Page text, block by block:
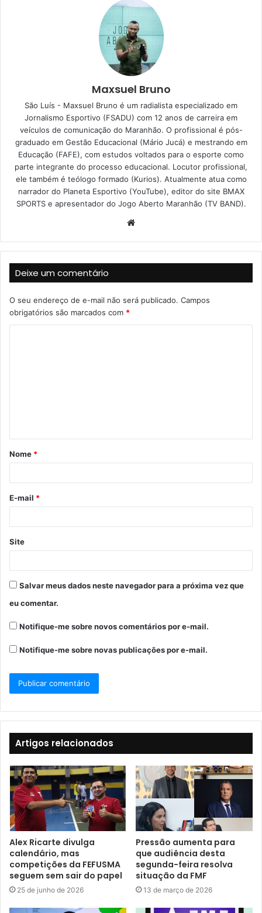
Maxsuel Bruno
São Luís - Maxsuel Bruno é um radialista especializado em
Jornalismo Esportivo (FSADU) com 12 anos de carreira em
veículos de comunicação do Maranhão. O profissional é pós-
graduado em Gestão Educacional (Mário Jucá) e mestrando em
Educação (FAFE), com estudos voltados para o esporte como
parte integrante do processo educacional. Locutor profissional,
ele também é teólogo formado (Kurios). Atualmente atua como
narrador do Planeta Esportivo (YouTube), editor do site BMAX
SPORTS e apresentador do Jogo Aberto Maranhão (TV BAND).
b
s
e
Deixe um comentário
O seu endereço de e-mail não será publicado. Campos
obrigatórios são marcados com *
á
r
*
Nome *
E-mail *
Site
Salvar meus dados neste navegador para a próxima vez que
eu comentar.
Notifique-me sobre novos comentários por e-mail.
Notifique-me sobre novas publicações por e-mail.
Artigos relacionados
Alex Ricarte divulga
calendário, mas
competições da FEFUSMA
seguem sem sair do papel
25 de junho de 2026
Pressão aumenta para
que audiência desta
segunda-feira resolva
situação da FMF
13 de março de 2026